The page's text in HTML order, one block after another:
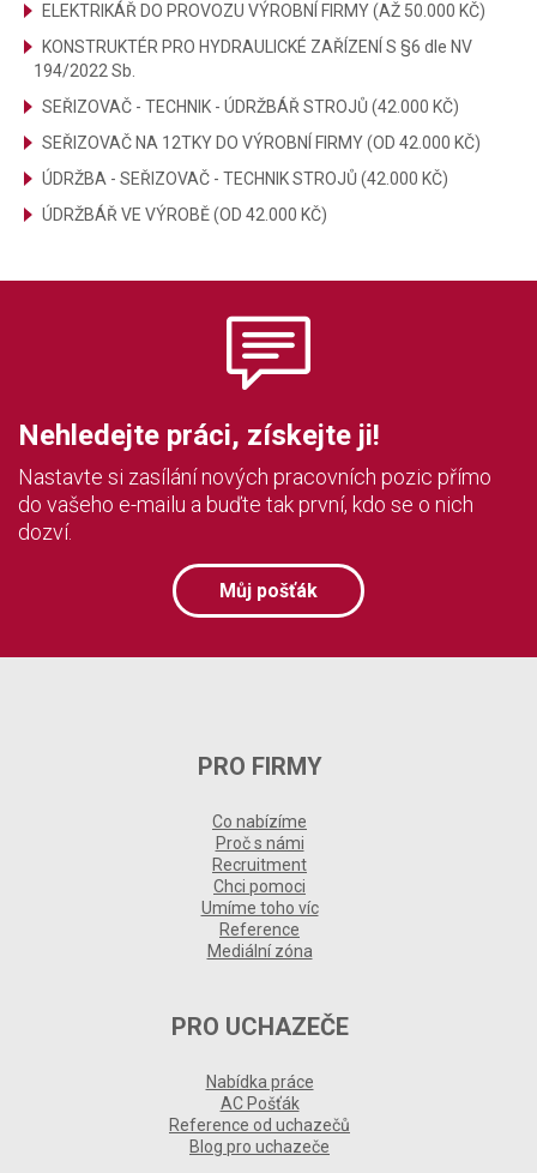
ELEKTRIKÁŘ DO PROVOZU VÝROBNÍ FIRMY (AŽ 50.000 KČ)
KONSTRUKTÉR PRO HYDRAULICKÉ ZAŘÍZENÍ S §6 dle NV
194/2022 Sb.
SEŘIZOVAČ - TECHNIK - ÚDRŽBÁŘ STROJŮ (42.000 KČ)
SEŘIZOVAČ NA 12TKY DO VÝROBNÍ FIRMY (OD 42.000 KČ)
ÚDRŽBA - SEŘIZOVAČ - TECHNIK STROJŮ (42.000 KČ)
ÚDRŽBÁŘ VE VÝROBĚ (OD 42.000 KČ)
Nehledejte práci, získejte ji!
Nastavte si zasílání nových pracovních pozic přímo
do vašeho e-mailu a buďte tak první, kdo se o nich
dozví.
Můj pošťák
PRO FIRMY
Co nabízíme
Proč s námi
Recruitment
Chci pomoci
Umíme toho víc
Reference
Mediální zóna
PRO UCHAZEČE
Nabídka práce
AC Pošťák
Reference od uchazečů
Blog pro uchazeče